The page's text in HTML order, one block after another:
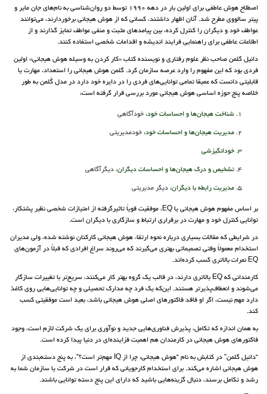
اصطلاح هوش عاطفی برای اولین بار در دهه 1990 توسط دو روان‌شناسی به نام‌های جان مایر و
پیتر سالووی مطرح شد. آنان اظهار داشتند، کسانی که از هوش هیجانی برخوردارند، می‌توانند
عواطف خود و دیگران را کنترل کرده، بین پیامدهای مثبت و منفی عواطف تمایز گذارند و از
اطلاعات عاطفی برای راهنمایی فرایند اندیشه و اقدامات شخصی استفاده کنند.
دانیل گلمن صاحب نظر علوم رفتاری و نویسنده کتاب «کار کردن به وسیله هوش هیجانی» اولین
فردی بود که این مفهوم را وارد عرصه سازمان کرد. گلمن هوش هیجانی را استعداد، مهارت یا
قابلیتی دانست که عمیقا تمامی توانایی‌های فردی را در دایره خود دارد در مدل گُلمن به طور
خلاصه پنج حوزه اساسی هوش هیجانی مورد بررسی قرار گرفته است:
شناخت هیجان‌ها و احساسات خود: خودآگاهی
مدیریت هیجان‌ها و احساسات خود: خودمدیریتی
خودانگیزشی
تشخیص و درک هیجان‌ها و احساسات دیگران: دیگرآگاهی
مدیریت رابطه با دیگران: دیگر مدیریتی
بر اساس مفهوم هوش هیجانی یا EQ، موفقیت قویاً تاثیرگرفته از امتیازات شخصی نظیر پشتکار،
توانایی کنترل خود و مهارت در برقراری ارتباط و سازگاری با دیگران است.
در شرایطی که مقالات بسیاری درباره نحوه ارتقاء هوش هیجانی کارکنان نوشته شده، ولی مدیران
استخدام معمولاً وقتی تصمیماتی بهتری می‌گیرند که می‌روند سراغ افرادی که قبلاً در آزمون‌های
EQ نمرات بالاتری کسب کرده‌اند.
کارمندانی که EQ بالاتری دارند، در قالب یک گروه بهتر کار می‌کنند، سریع‌تر با تغییرات سازگار
می‌شوند و انعطاف‌پذیرتر هستند. این‌که یک فرد چه مدارک تحصیلی و چه توانایی‌هایی روی کاغذ
دارد مهم نیست، اگر او فاقد فاکتورهای اصلی هوش هیجانی باشد، بعید است موفقیتی کسب
کند.
به همان اندازه که تکامل، پذیرش فناوری‌هایی جدید و نوآوری برای یک شرکت لازم است، وجود
فاکتورهای هوش هیجانی در کارمندان هم اهمیت فزاینده‌ای در دنیا پیدا کرده است.
“دانیل گلمن” در کتابش به نام “هوش هیجانی: چرا از IQ مهم‌تر است؟”، به پنج دسته‌بندی از
هوش هیجانی اشاره می‌کند. برای استخدام کارجویانی که قرار است در شرکت یا سازمان شما به
رشد و تکامل برسند، دنبال گزینه‌هایی باشید که دارای این پنج دسته توانایی باشند.